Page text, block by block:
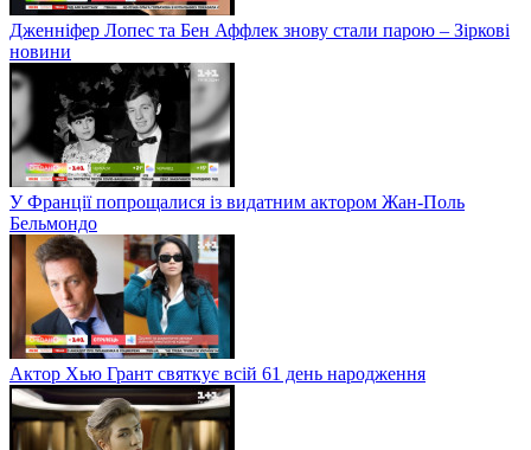
Дженніфер Лопес та Бен Аффлек знову стали парою – Зіркові
новини
У Франції попрощалися із видатним актором Жан-Поль
Бельмондо
Актор Хью Грант святкує всій 61 день народження